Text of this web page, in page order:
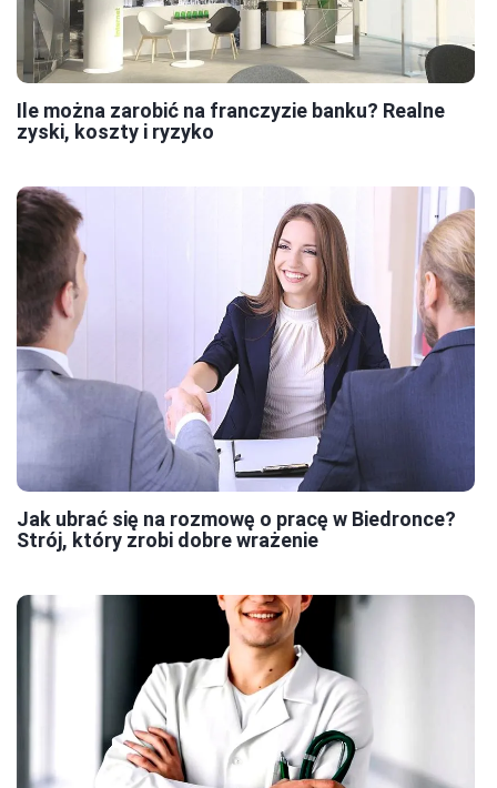
Ile można zarobić na franczyzie banku? Realne
zyski, koszty i ryzyko
Jak ubrać się na rozmowę o pracę w Biedronce?
Strój, który zrobi dobre wrażenie